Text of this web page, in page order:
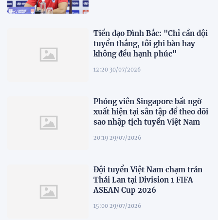
Tiền đạo Đình Bắc: "Chỉ cần đội
tuyển thắng, tôi ghi bàn hay
không đều hạnh phúc"
12:20 30/07/2026
Phóng viên Singapore bất ngờ
xuất hiện tại sân tập để theo dõi
sao nhập tịch tuyển Việt Nam
20:19 29/07/2026
Đội tuyển Việt Nam chạm trán
Thái Lan tại Division 1 FIFA
ASEAN Cup 2026
15:00 29/07/2026